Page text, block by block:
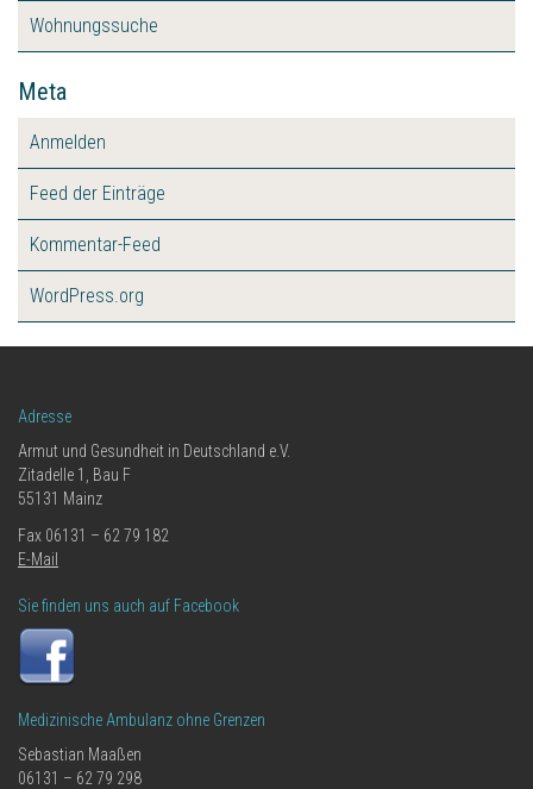
Wohnungssuche
Meta
Anmelden
Feed der Einträge
Kommentar-Feed
WordPress.org
Adresse
Armut und Gesundheit in Deutschland e.V.
Zitadelle 1, Bau F
55131 Mainz
Fax 06131 – 62 79 182
E-Mail
Sie finden uns auch auf Facebook
Medizinische Ambulanz ohne Grenzen
Sebastian Maaßen
06131 – 62 79 298